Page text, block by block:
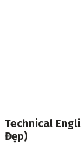
Technical
Đẹp)